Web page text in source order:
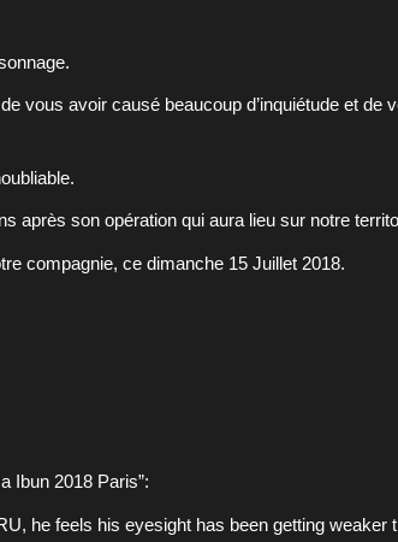
vous avoir causé beaucoup d’inquiétude et de
après son opération qui aura lieu sur notre
compagnie, ce dimanche 15 Juillet 2018.
Ibun 2018 Paris”:
he feels his eyesight has been getting weaker